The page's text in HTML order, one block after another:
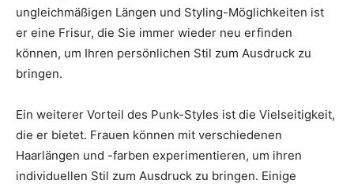
ungleichmäßigen Längen und Styling-Möglichkeiten ist
er eine Frisur, die Sie immer wieder neu erfinden
können, um Ihren persönlichen Stil zum Ausdruck zu
bringen.
Ein weiterer Vorteil des Punk-Styles ist die Vielseitigkeit,
die er bietet. Frauen können mit verschiedenen
Haarlängen und -farben experimentieren, um ihren
individuellen Stil zum Ausdruck zu bringen. Einige